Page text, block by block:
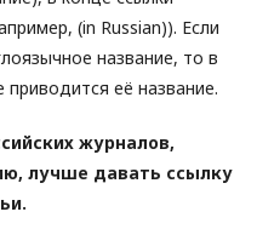
(in Russian)). Если
название, то в
приводится её название.
журналов,
лучше давать ссылку